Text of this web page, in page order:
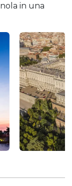
in una